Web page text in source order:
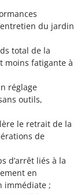
du jardin
total de la
moins fatigante à
réglage
outils,
le retrait de la
de
d’arrêt liés à la
en
immédiate ;